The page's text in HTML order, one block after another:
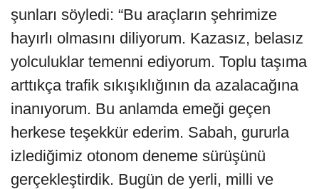
şunları söyledi: “Bu araçların şehrimize
hayırlı olmasını diliyorum. Kazasız, belasız
yolculuklar temenni ediyorum. Toplu taşıma
arttıkça trafik sıkışıklığının da azalacağına
inanıyorum. Bu anlamda emeği geçen
herkese teşekkür ederim. Sabah, gururla
izlediğimiz otonom deneme sürüşünü
gerçekleştirdik. Bugün de yerli, milli ve